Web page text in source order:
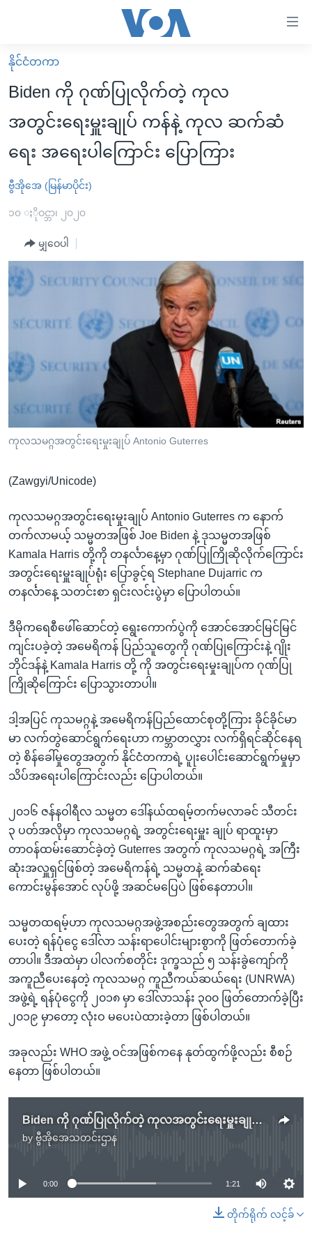
လွယ်ကူ
စေ
များ
ပင်မ
ကျော်
ကြည့်
ရန်
ပင်မ
စာမျက်နှာ
သို့
ကြည့်
ရန်
ရှာဖွေ
နေရာ
ကျော်
ရန်
မူလစာမျက်နှာ
မြန်မာ
ကမ္ဘာ့သတင်းများ
နိုင်ငံတကာ
အစ္စရေး-ပါလက်စတိုင်း
ဗွီဒီယို
အင်္ဂလိပ်စာလေ့လာမယ်
အမေရိကန်သုံးအီဒီယံ
မကြေးမုံရဲ့ အင်္ဂလိပ်စာ
ရုပ်ရှင်ထဲက အင်္ဂလိပ်စာ
သုတပဒေသာ အင်္ဂလိပ်စာ
အပတ်စဉ်ကဏ္ဍများ
ရေဒီယို
တီဗွီ
ရေဒီယိုနှင့်ရုပ်သံ အချက်အလက်များ
ရေဒီယို/တီဗွီအစီအစဉ်
Learning English
ဗွီအိုအေ လူမှုကွန်ယက်များ
ဘာသာစကားများ
နိုင်ငံတကာ
Biden ကို ဂုဏ်ပြုလိုက်တဲ့ ကုလ
အတွင်းရေးမှူးချုပ် ကန်နဲ့ ကုလ ဆက်ဆံ
ရေး အရေးပါကြောင်း ပြောကြား
ဗွီအိုအေ (မြန်မာပိုင်း)
၁၀ ႏိုဝင္ဘာ၊ ၂၀၂၀
မျှဝေပါ
ကုလသမဂ္ဂအတွင်းရေးမှုးချုပ် Antonio Guterres
(Zawgyi/Unicode)
ကုလသမဂ္ဂအတွင်းရေးမှုးချုပ် Antonio Guterres က နောက်
တက်လာမယ့် သမ္မတအဖြစ် Joe Biden နဲ့ ဒုသမ္မတအဖြစ်
Kamala Harris တို့ကို တနင်္လာနေ့မှာ ဂုဏ်ပြုကြိုဆိုလိုက်ကြောင်း
အတွင်းရေးမှူးချုပ်ရုံး ပြောခွင့်ရ Stephane Dujarric က
တနင်္လာနေ့ သတင်းစာ ရှင်းလင်းပွဲမှာ ပြောပါတယ်။
ဒီမိုကရေစီဖေါ်ဆောင်တဲ့ ရွေးကောက်ပွဲကို အောင်အောင်မြင်မြင်
ကျင်းပခဲ့တဲ့ အမေရိကန် ပြည်သူတွေကို ဂုဏ်ပြုကြောင်းနဲ့ ဂျိုး
ဘိုင်ဒန်နဲ့ Kamala Harris တို့ ကို အတွင်းရေးမှုးချုပ်က ဂုဏ်ပြု
ကြိုဆိုကြောင်း ပြောသွားတာပါ။
ဒါ့အပြင် ကုသမဂ္ဂနဲ့ အမေရိကန်ပြည်ထောင်စုတို့ကြား ခိုင်ခိုင်မာ
မာ လက်တွဲဆောင်ရွက်ရေးဟာ ကမ္ဘာတလွှား လက်ရှိရင်ဆိုင်နေရ
တဲ့ စိန်ခေါ်မှုတွေအတွက် နိုင်ငံတကာရဲ့ ပူုးပေါင်းဆောင်ရွက်မှုမှာ
သိပ်အရေးပါကြောင်းလည်း ပြောပါတယ်။
၂၀၁၆ ဇန်နဝါရီလ သမ္မတ ဒေါ်နယ်ထရမ့်တက်မလာခင် သီတင်း
၃ ပတ်အလိုမှာ ကုလသမဂ္ဂရဲ့ အတွင်းရေးမှူး ချုပ် ရာထူးမှာ
တာဝန်ထမ်းဆောင်ခဲ့တဲ့ Guterres အတွက် ကုလသမဂ္ဂရဲ့ အကြီး
ဆုံးအလှူရှင်ဖြစ်တဲ့ အမေရိကန်ရဲ့ သမ္မတနဲ့ ဆက်ဆံရေး
ကောင်းမွန်အောင် လုပ်ဖို့ အဆင်မပြေပဲ ဖြစ်နေတာပါ။
သမ္မတထရမ့်ဟာ ကုလသမဂ္ဂအဖွဲ့အစည်းတွေအတွက် ချထား
ပေးတဲ့ ရန်ပုံငွေ ဒေါ်လာ သန်းရာပေါင်းများစွာကို ဖြတ်တောက်ခဲ့
တာပါ။ ဒီအထဲမှာ ပါလက်စတိုင်း ဒုက္ခသည် ၅ သန်းခွဲကျော်ကို
အကူညီပေးနေတဲ့ ကုလသမဂ္ဂ ကူညီကယ်ဆယ်ရေး (UNRWA)
အဖွဲ့ရဲ့ ရန်ပုံငွေကို ၂၀၁၈ မှာ ဒေါ်လာသန်း ၃၀၀ ဖြတ်တောက်ခဲ့ပြီး
၂၀၁၉ မှာတော့ လုံးဝ မပေးပဲထားခဲ့တာ ဖြစ်ပါတယ်။
အခုလည်း WHO အဖွဲ့ ဝင်အဖြစ်ကနေ နုတ်ထွက်ဖို့လည်း စီစဉ်
နေတာ ဖြစ်ပါတယ်။
Biden ကို ဂုဏ်ပြုလိုက်တဲ့ ကုလအတွင်းရေးမှူးချုပ် ကန်နဲ့ ကုလ ဆက်ဆံရေး အရေးပါကြောင်း ပြောကြား
by ဗွီအိုအေသတင်းဌာန
No media source currently available
0:00 1:21
တိုက်ရိုက် လင့်ခ်